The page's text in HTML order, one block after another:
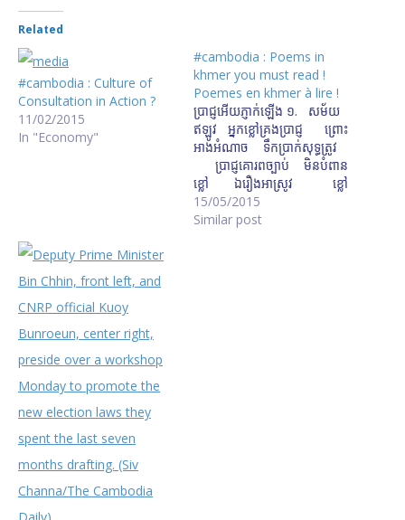
Related
#cambodia : Culture of
Consultation in Action ?
11/02/2015
In "Economy"
#cambodia : Poems in
khmer you must read !
Poemes en khmer à lire !
ប្រាជ្ញ​អើយ​ភ្ញាក់​ឡើង ១. សម័យ​
ឥឡូវ អ្នកខ្លៅ​គ្រង​ប្រាជ្ញ ព្រោះ​
អាង​អំណាច ទឹកប្រាក់​សុទ្ធ​ត្រូវ
ប្រាជ្ញ​គោរព​ច្បាប់ មិន​បំពាន​
ខ្លៅ ឯ​រឿងអាស្រូវ ខ្លៅ​
ធ្វើ​ទាំងអស់។ ២. ខ្លៅ​ប្រព្រឹត្ត​
កាច គ្មាន​ស្ដាយ​ស្រណោះ
15/05/2015
Similar post